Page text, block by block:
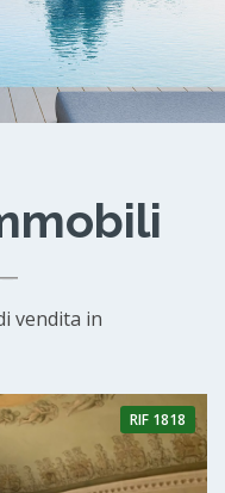
vendita in
RIF 1818